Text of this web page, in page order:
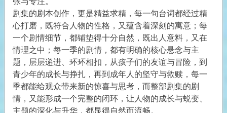
剧集的剧本创作，更是精益求精，每一句台词都经过精
心打磨，既符合人物的性格，又蕴含着深刻的寓意；每
一个剧情细节，都铺垫得十分自然，既出人意料，又在
情理之中；每一季的剧情，都有明确的核心悬念与主
题，层层递进、环环相扣，从孩子们的友谊与冒险，到
青少年的成长与挣扎，再到成年人的坚守与救赎，每一
季都能给观众带来新的惊喜与思考，而整部剧集的剧
情，又能形成一个完整的闭环，让人物的成长与蜕变、
主题的深化与升华，都显得自然而流畅。